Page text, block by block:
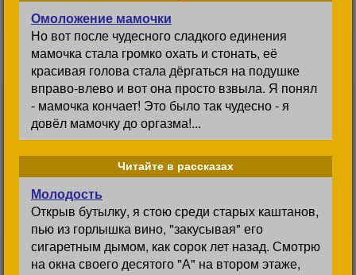
Омоложение мамочки
Но вот после чудесного сладкого единения
мамочка стала громко охать и стонать, её
красивая голова стала дёргаться на подушке
вправо-влево и вот она просто взвыла. Я понял
- мамочка кончает! Это было так чудесно - я
довёл мамочку до оргазма!...
Читайте в рассказах
Молодость
Открыв бутылку, я стою среди старых каштанов,
пью из горлышка вино, "закусывая" его
сигаретным дымом, как сорок лет назад. Смотрю
на окна своего десятого "А" на втором этаже,